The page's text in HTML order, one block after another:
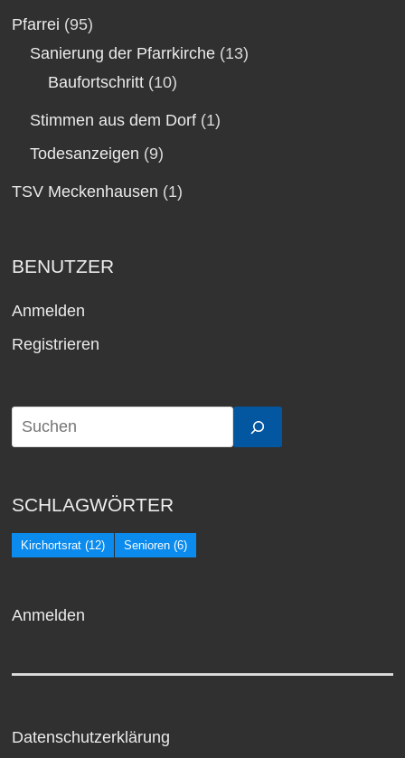
Pfarrei (95)
Sanierung der Pfarrkirche (13)
Baufortschritt (10)
Stimmen aus dem Dorf (1)
Todesanzeigen (9)
TSV Meckenhausen (1)
BENUTZER
Anmelden
Registrieren
SCHLAGWÖRTER
Kirchortsrat (12) Senioren (6)
Anmelden
Datenschutzerklärung